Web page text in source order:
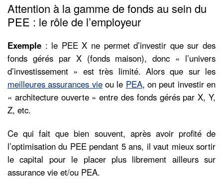
Attention à la gamme de fonds au sein du
PEE : le rôle de l’employeur
Exemple : le PEE X ne permet d’investir que sur des
fonds gérés par X (fonds maison), donc « l’univers
d’investissement » est très limité. Alors que sur les
meilleures assurances vieou le PEA, on peut investir en
« architecture ouverte » entre des fonds gérés par X, Y,
Z, etc.
Ce qui fait que bien souvent, après avoir profité de
l’optimisation du PEE pendant 5 ans, il vaut mieux sortir
le capital pour le placer plus librement ailleurs sur
assurance vie et/ou PEA.